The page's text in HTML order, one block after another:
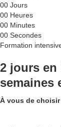
00 Jours
00 Heures
00 Minutes
00 Secondes
Formation
2 jours
semaines
À vous de